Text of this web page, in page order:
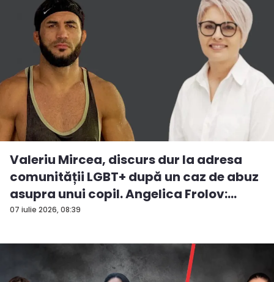
07 iulie 2026, 08:39
Valeriu Mircea, discurs dur la adresa
comunității LGBT+ după un caz de abuz
asupra unui copil. Angelica Frolov:
„Cum...